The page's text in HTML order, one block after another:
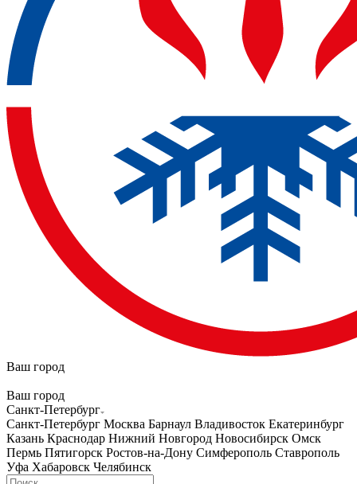
Ваш город
Ваш город
Санкт-Петербург
Санкт-Петербург Москва Барнаул Владивосток Екатеринбург
Казань Краснодар Нижний Новгород Новосибирск Омск
Пермь Пятигорск Ростов-на-Дону Симферополь Ставрополь
Уфа Хабаровск Челябинск